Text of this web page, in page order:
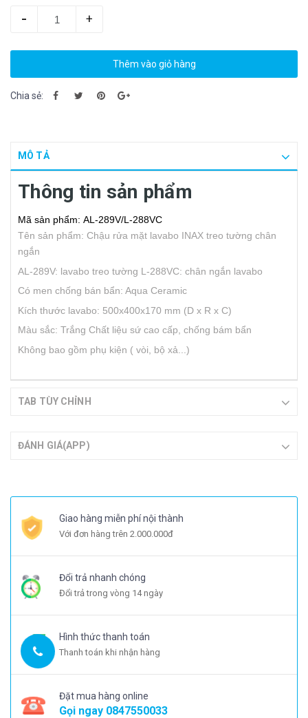
- +
Thêm vào giỏ hàng
Chia sẻ:
MÔ TẢ
Thông tin sản phẩm
Mã sản phẩm: AL-289V/L-288VC
Tên sản phẩm: Chậu rửa mặt lavabo INAX treo tường chân
ngắn
AL-289V: lavabo treo tường L-288VC: chân ngắn lavabo
Có men chống bán bẩn: Aqua Ceramic
Kích thước lavabo: 500x400x170 mm (D x R x C)
Màu sắc: Trắng​ Chất liệu sứ cao cấp, chống bám bẩn
Không bao gồm phụ kiện ( vòi, bộ xả...)
TAB TÙY CHỈNH
ĐÁNH GIÁ(APP)
Giao hàng miễn phí nội thành
Với đơn hàng trên 2.000.000đ
Đổi trả nhanh chóng
Đổi trả trong vòng 14 ngày
Hình thức thanh toán
Thanh toán khi nhận hàng
Đặt mua hàng online
Gọi ngay 0847550033